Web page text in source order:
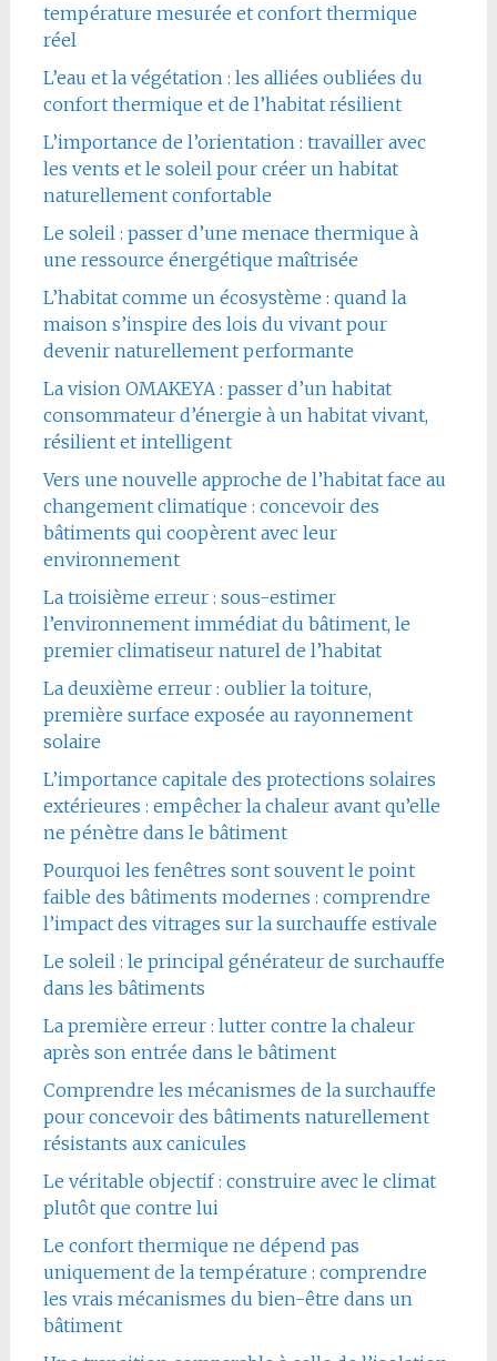
température mesurée et confort thermique
réel
L’eau et la végétation : les alliées oubliées du
confort thermique et de l’habitat résilient
L’importance de l’orientation : travailler avec
les vents et le soleil pour créer un habitat
naturellement confortable
Le soleil : passer d’une menace thermique à
une ressource énergétique maîtrisée
L’habitat comme un écosystème : quand la
maison s’inspire des lois du vivant pour
devenir naturellement performante
La vision OMAKEYA : passer d’un habitat
consommateur d’énergie à un habitat vivant,
résilient et intelligent
Vers une nouvelle approche de l’habitat face au
changement climatique : concevoir des
bâtiments qui coopèrent avec leur
environnement
La troisième erreur : sous-estimer
l’environnement immédiat du bâtiment, le
premier climatiseur naturel de l’habitat
La deuxième erreur : oublier la toiture,
première surface exposée au rayonnement
solaire
L’importance capitale des protections solaires
extérieures : empêcher la chaleur avant qu’elle
ne pénètre dans le bâtiment
Pourquoi les fenêtres sont souvent le point
faible des bâtiments modernes : comprendre
l’impact des vitrages sur la surchauffe estivale
Le soleil : le principal générateur de surchauffe
dans les bâtiments
La première erreur : lutter contre la chaleur
après son entrée dans le bâtiment
Comprendre les mécanismes de la surchauffe
pour concevoir des bâtiments naturellement
résistants aux canicules
Le véritable objectif : construire avec le climat
plutôt que contre lui
Le confort thermique ne dépend pas
uniquement de la température : comprendre
les vrais mécanismes du bien-être dans un
bâtiment